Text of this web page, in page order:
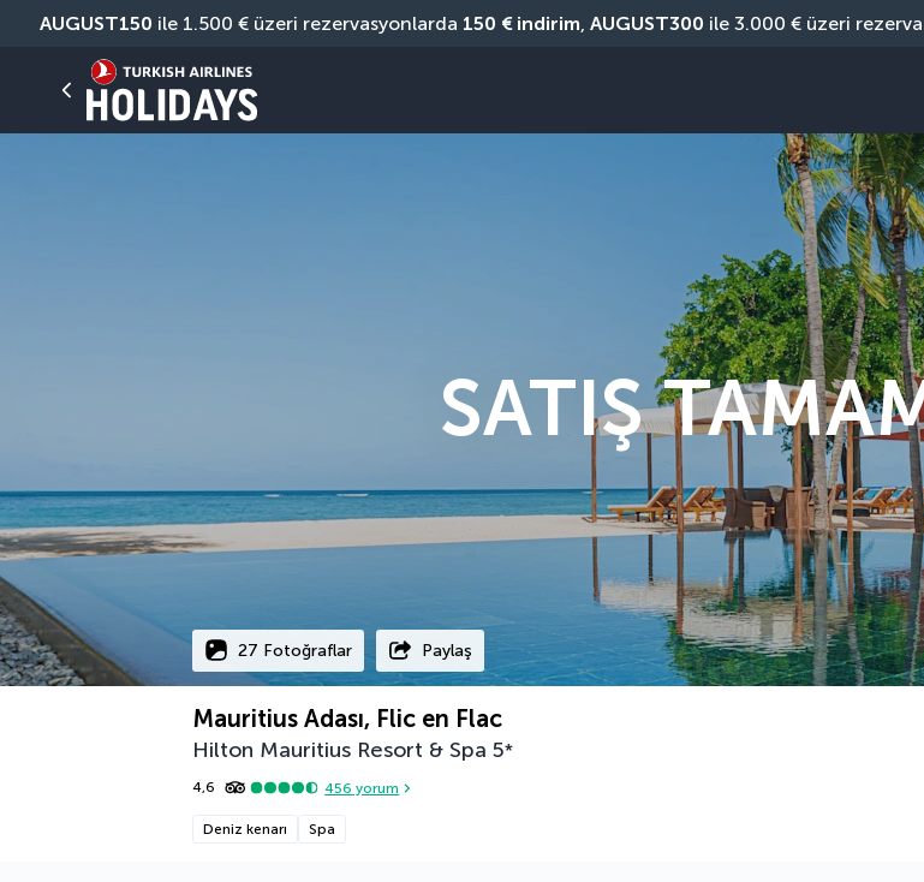
AUGUST150 ile 1.500 € üzeri rezervasyonlarda 150 € indirim, AUGUST300 ile 3.000 € üzeri
SATIŞ
27 Fotoğraflar Paylaş
Mauritius Adası, Flic en Flac
Hilton Mauritius Resort & Spa 5*
4,6 456 yorum
Deniz kenarı Spa